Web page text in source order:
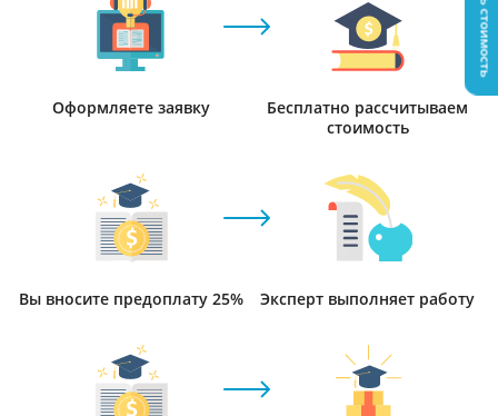
Оформляете заявку
Бесплатно рассчитываем
стоимость
Вы вносите предоплату 25% Эксперт выполняет работу